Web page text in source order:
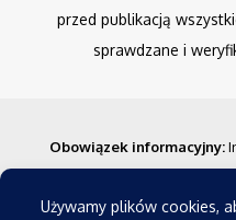
przed publikacją
sprawdzane i
Obowiązek informacyjny:
prawa. Mają one charakter